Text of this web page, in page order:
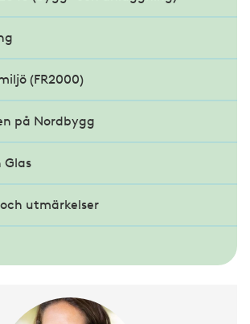
tipsar
(FR2000)
på Nordbygg
på Glasscenen 2024
på Glasscenen 2022
Glas
utmärkelser